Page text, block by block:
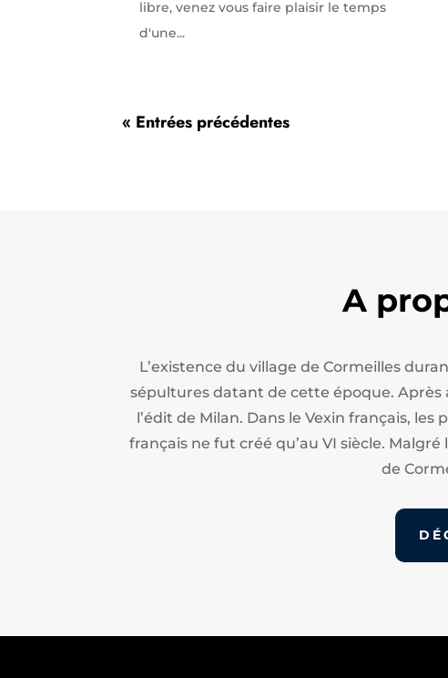
libre, venez vous faire plaisir le temps
d'une...
« Entrées précédentes
A
L’existence du village de Cormeilles
sépultures datant de cette époque. Après
l’édit de Milan. Dans le Vexin français, les
français ne fut créé qu’au VI siècle.
de